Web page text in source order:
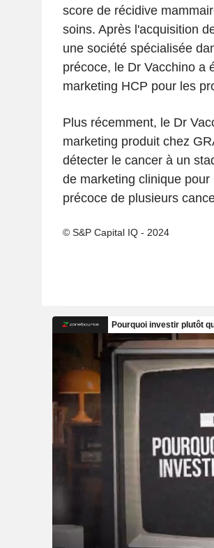
score de récidive
soins. Après l'acquisition
une société spécialisée
précoce, le Dr Vacchino a
marketing HCP pour les
Plus récemment, le Dr
marketing produit chez
détecter le cancer à un
de marketing clinique
précoce de plusieurs
© S&P Capital IQ - 2024